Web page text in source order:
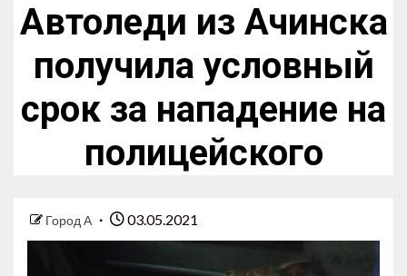
Автоледи из Ачинска
получила условный
срок за нападение на
полицейского
Город А 03.05.2021